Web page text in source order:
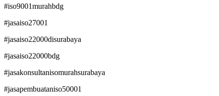
#iso9001murahbdg
#jasaiso27001
#jasaiso22000disurabaya
#jasaiso22000bdg
#jasakonsultanisomurahsurabaya
#jasapembuataniso50001